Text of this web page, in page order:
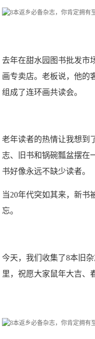
去年在甜水园图书批发市
画专卖店。老板说，他的
组成了连环画共读会。
老年读者的热情让我想到
志、旧书和锅碗瓢盆摆在
书好像永远不缺少读者。
当20年代突如其来，新书
忘。
今天，我们收集了8本旧
里，祝愿大家鼠年大吉、